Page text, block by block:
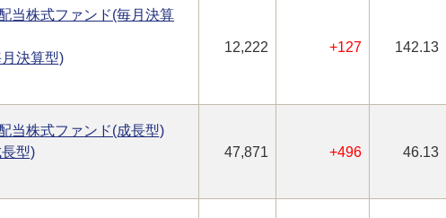
当株式ファンド(毎月決算
決算型)
12,222 +127 142.13
当株式ファンド(成長型)
型)
47,871 +496 46.13